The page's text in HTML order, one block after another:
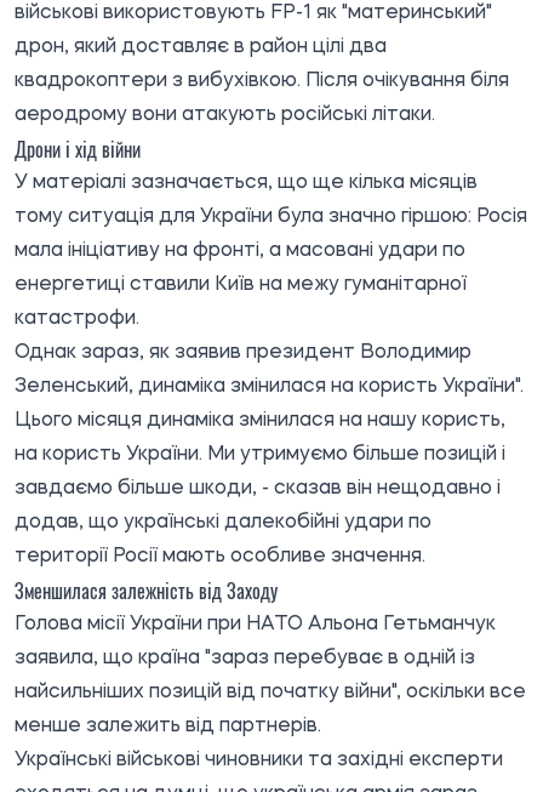
військові використовують FP-1 як "материнський"
дрон, який доставляє в район цілі два
квадрокоптери з вибухівкою. Після очікування біля
аеродрому вони атакують російські літаки.
Дрони і хід війни
У матеріалі зазначається, що ще кілька місяців
тому ситуація для України була значно гіршою: Росія
мала ініціативу на фронті, а масовані удари по
енергетиці ставили Київ на межу гуманітарної
катастрофи.
Однак зараз, як заявив президент Володимир
Зеленський, динаміка змінилася на користь України".
Цього місяця динаміка змінилася на нашу користь,
на користь України. Ми утримуємо більше позицій і
завдаємо більше шкоди, - сказав він нещодавно і
додав, що українські далекобійні удари по
території Росії мають особливе значення.
Зменшилася залежність від Заходу
Голова місії України при НАТО Альона Гетьманчук
заявила, що країна "зараз перебуває в одній із
найсильніших позицій від початку війни", оскільки все
менше залежить від партнерів.
Українські військові чиновники та західні експерти